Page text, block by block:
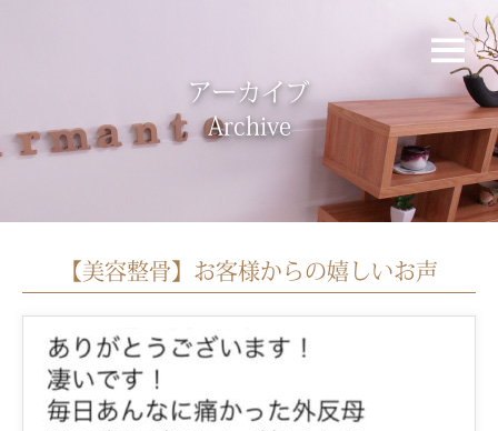
アーカイブ
Archive
【美容整骨】お客様からの嬉しいお声